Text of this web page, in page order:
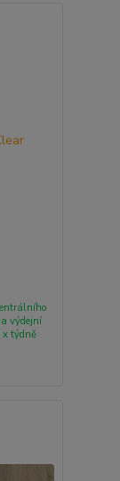
výdejní
x týdně